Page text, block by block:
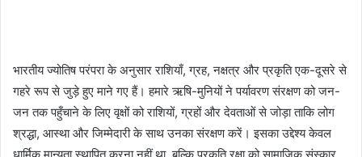
भारतीय ज्योतिष परंपरा के अनुसार राशियाँ, ग्रह, नक्षत्र और प्रकृति एक-दूसरे से
गहरे रूप से जुड़े हुए माने गए हैं। हमारे ऋषि-मुनियों ने पर्यावरण संरक्षण को जन-
जन तक पहुँचाने के लिए वृक्षों को राशियों, ग्रहों और देवताओं से जोड़ा ताकि लोग
श्रद्धा, आस्था और जिम्मेदारी के साथ उनका संरक्षण करें। इसका उद्देश्य केवल
धार्मिक मान्यता स्थापित करना नहीं था, बल्कि प्रकृति रक्षा को सामाजिक संस्कार